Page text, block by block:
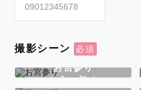
撮影シーン
お宮参り
お食い初め